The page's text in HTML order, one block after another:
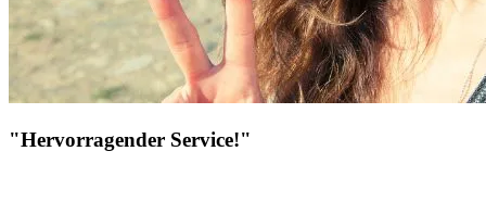
"Hervorragender Service!"